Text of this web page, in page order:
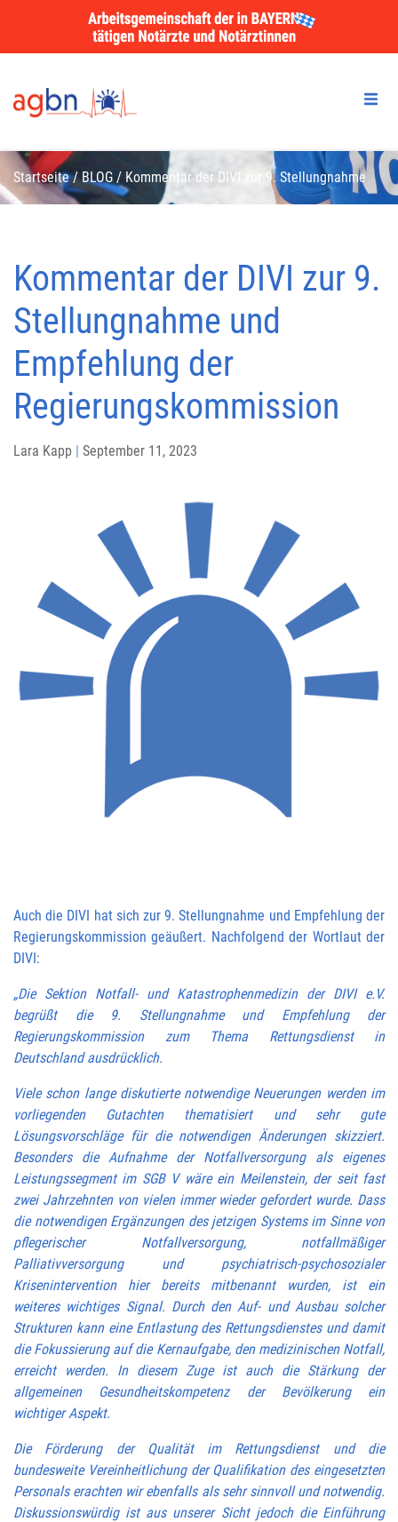
Startseite/BLOG / Kommentar der DIVI zur 9. Stellungnahme
Kommentar der DIVI zur 9.
Stellungnahme und
Empfehlung der
Regierungskommission
Lara Kapp | September 11, 2023
Auch die DIVI hat sich zur 9. Stellungnahme und Empfehlung der
Regierungskommission geäußert. Nachfolgend der Wortlaut der
DIVI:
„Die Sektion Notfall- und Katastrophenmedizin der DIVI e.V.
begrüßt die 9. Stellungnahme und Empfehlung der
Regierungskommission zum Thema Rettungsdienst in
Deutschland ausdrücklich.
Viele schon lange diskutierte notwendige Neuerungen werden im
vorliegenden Gutachten thematisiert und sehr gute
Lösungsvorschläge für die notwendigen Änderungen skizziert.
Besonders die Aufnahme der Notfallversorgung als eigenes
Leistungssegment im SGB V wäre ein Meilenstein, der seit fast
zwei Jahrzehnten von vielen immer wieder gefordert wurde. Dass
die notwendigen Ergänzungen des jetzigen Systems im Sinne von
pflegerischer Notfallversorgung, notfallmäßiger
Palliativversorgung und psychiatrisch-psychosozialer
Krisenintervention hier bereits mitbenannt wurden, ist ein
weiteres wichtiges Signal. Durch den Auf- und Ausbau solcher
Strukturen kann eine Entlastung des Rettungsdienstes und damit
die Fokussierung auf die Kernaufgabe, den medizinischen Notfall,
erreicht werden. In diesem Zuge ist auch die Stärkung der
allgemeinen Gesundheitskompetenz der Bevölkerung ein
wichtiger Aspekt.
Die Förderung der Qualität im Rettungsdienst und die
bundesweite Vereinheitlichung der Qualifikation des eingesetzten
Personals erachten wir ebenfalls als sehr sinnvoll und notwendig.
Diskussionswürdig ist aus unserer Sicht jedoch die Einführung